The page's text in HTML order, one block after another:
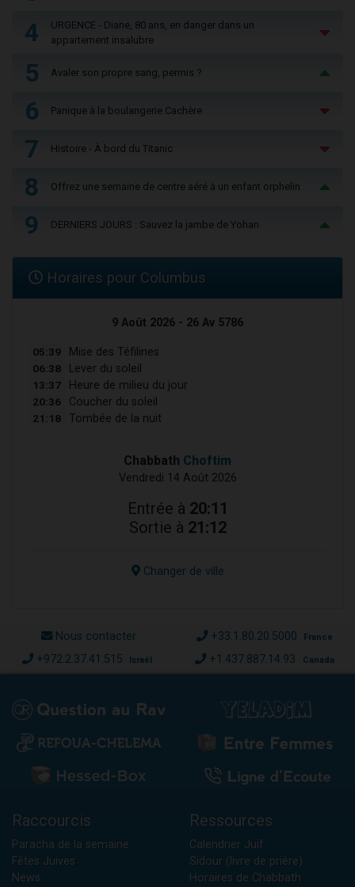
4
URGENCE - Diane, 80 ans, en danger dans un
appartement insalubre
5 Avaler son propre sang, permis ?
6 Panique à la boulangerie Cachère
7 Histoire - À bord du Titanic
8 Offrez une semaine de centre aéré à un enfant orphelin
9 DERNIERS JOURS : Sauvez la jambe de Yohan
Horaires pour Columbus
9 Août 2026 - 26 Av 5786
05:39 Mise des Téfilines
06:38 Lever du soleil
13:37 Heure de milieu du jour
20:36 Coucher du soleil
21:18 Tombée de la nuit
Chabbath Choftim
Vendredi 14 Août 2026
Entrée à 20:11
Sortie à 21:12
Changer de ville
Nous contacter +33.1.80.20.5000 France
+972.2.37.41.515 Israël +1.437.887.14.93 Canada
Raccourcis
Paracha de la semaine
Fêtes Juives
News
Ressources
Calendrier Juif
Sidour (livre de prière)
Horaires de Chabbath